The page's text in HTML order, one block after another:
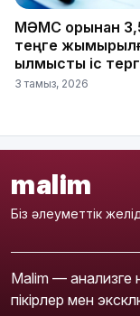
МӘМС қорынан
теңге
қылмыстық іс
3 тамыз, 2026
malim
Біз әлеуметтік
Malim — анализге
пікірлер мен